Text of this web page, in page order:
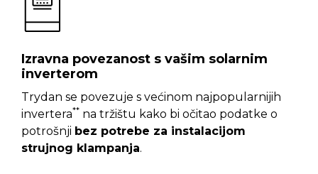
Izravna povezanost s vašim solarnim
inverterom
Trydan se povezuje s većinom najpopularnijih
invertera** na tržištu kako bi očitao podatke o
potrošnji bez potrebe za instalacijom
strujnog klampanja.